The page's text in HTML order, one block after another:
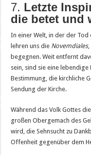
7. Letzte
die betet und
In einer Welt, in der der
lehren uns die Novemdiales,
begegnen. Weit entfernt
sein, sind sie eine
Bestimmung, die kirchliche
Sendung der Kirche.
Während das Volk Gottes die
großen Obergemach des
wird, die Sehnsucht zu
Offenheit gegenüber dem